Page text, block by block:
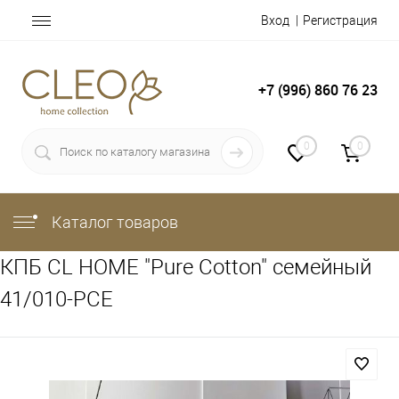
Вход Регистрация
+7 (996) 860 76 23
0 0
Каталог товаров
КПБ CL HOME "Pure Cotton" семейный
41/010-PCE